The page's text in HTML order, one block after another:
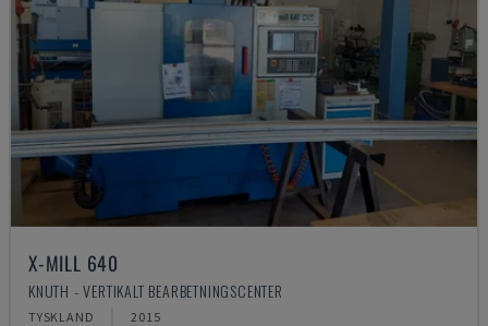
X-MILL 640
KNUTH - VERTIKALT BEARBETNINGSCENTER
TYSKLAND 2015